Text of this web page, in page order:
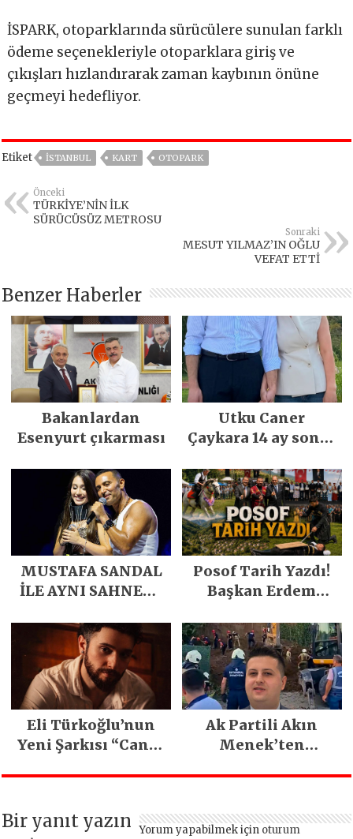
İSPARK, otoparklarında sürücülere sunulan farklı
ödeme seçenekleriyle otoparklara giriş ve
çıkışları hızlandırarak zaman kaybının önüne
geçmeyi hedefliyor.
Etiket İSTANBUL KART OTOPARK
Önceki
TÜRKİYE’NİN İLK
SÜRÜCÜSÜZ METROSU
Sonraki
MESUT YILMAZ’IN OĞLU
VEFAT ETTİ
Benzer Haberler
Bakanlardan
Esenyurt çıkarması
Utku Caner
Çaykara 14 ay sonra
kavuştu
MUSTAFA SANDAL
İLE AYNI SAHNEDE
Posof Tarih Yazdı!
Başkan Erdem
Emeğiyle Son
Yılların En Büyük
Festivali
Gerçekleşti
Eli Türkoğlu’nun
Yeni Şarkısı “Canın
İlgi Gördü!..
Ak Partili Akın
Menek’ten
heyelan sonrası
Bir yanıt yazın Yorum yapabilmek için oturum